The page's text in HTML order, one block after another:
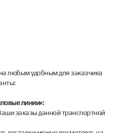
любым удобным для заказчика
линии»:
заказы данной транспортной